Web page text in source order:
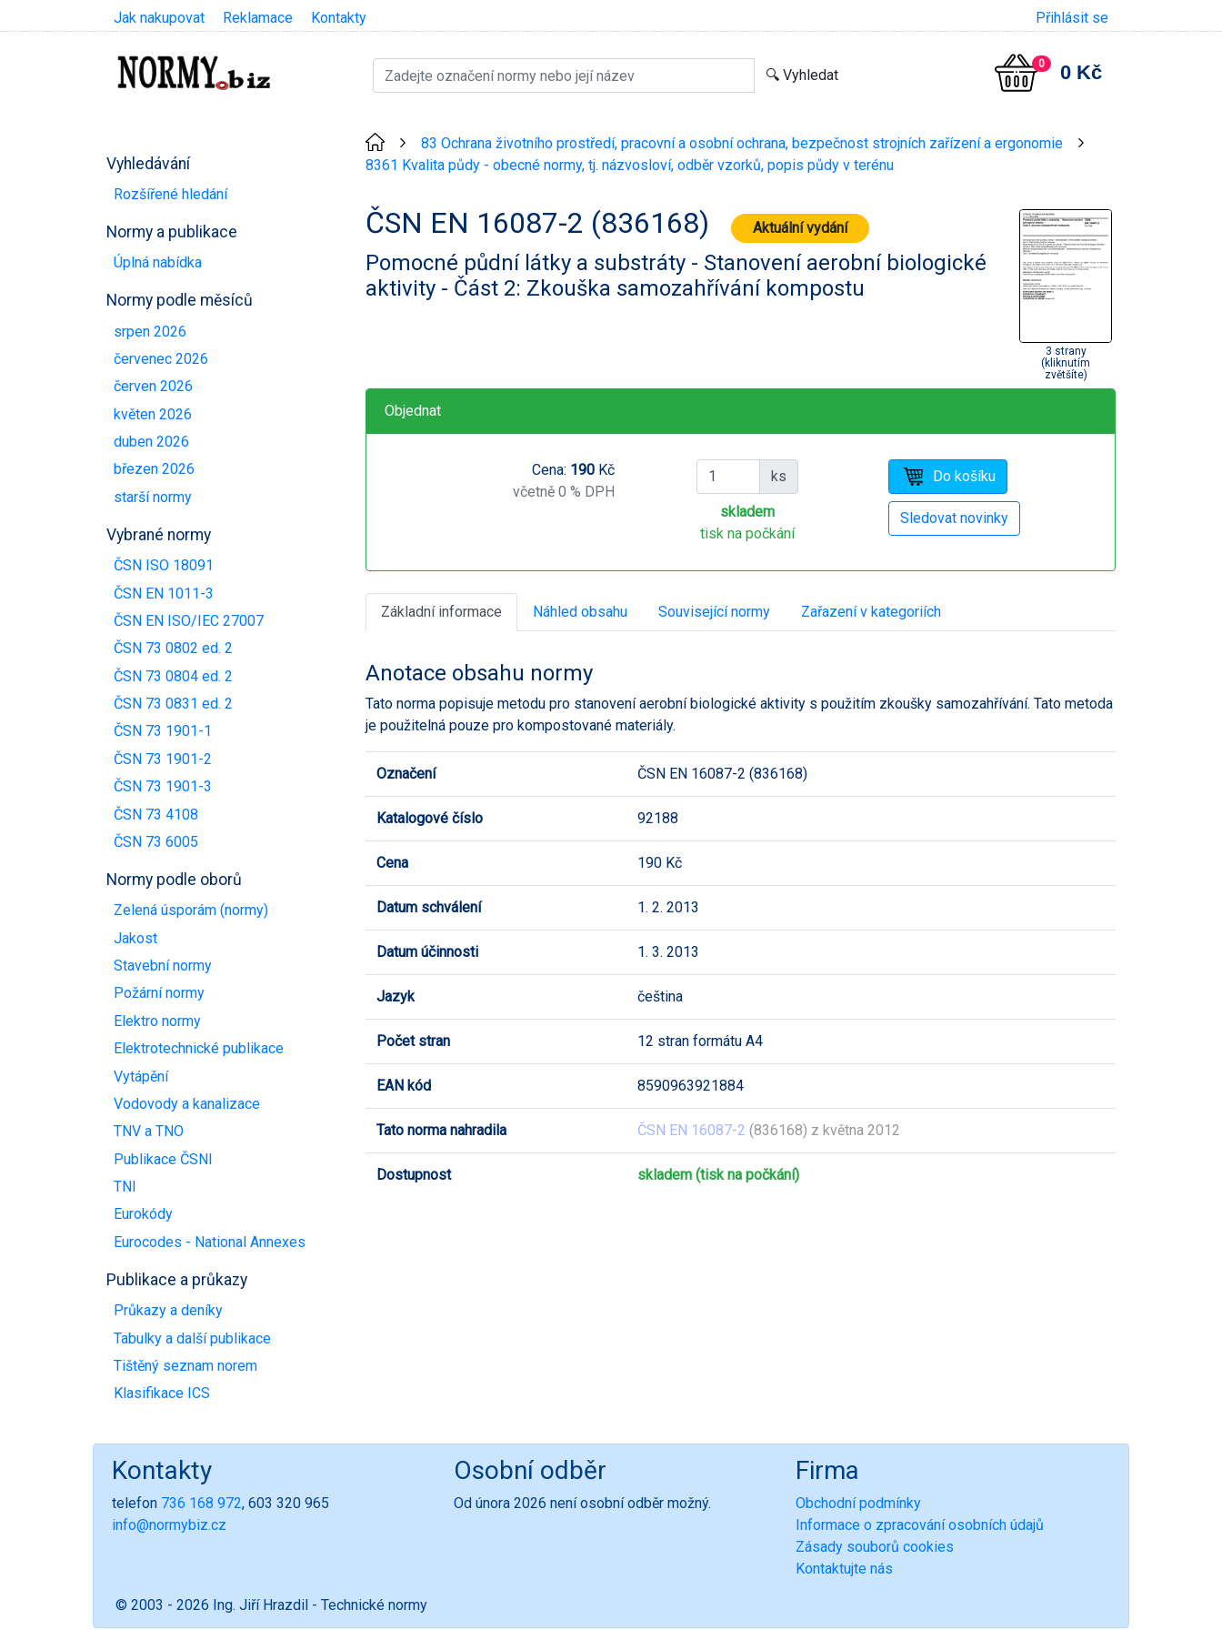
Jak nakupovat Reklamace Kontakty Přihlásit se
0 0 Kč
Vyhledávání
Rozšířené hledání
Normy a publikace
Úplná nabídka
Normy podle měsíců
srpen 2026
červenec 2026
červen 2026
květen 2026
duben 2026
březen 2026
starší normy
Vybrané normy
ČSN ISO 18091
ČSN EN 1011-3
ČSN EN ISO/IEC 27007
ČSN 73 0802 ed. 2
ČSN 73 0804 ed. 2
ČSN 73 0831 ed. 2
ČSN 73 1901-1
ČSN 73 1901-2
ČSN 73 1901-3
ČSN 73 4108
ČSN 73 6005
Normy podle oborů
Zelená úsporám (normy)
Jakost
Stavební normy
Požární normy
Elektro normy
Elektrotechnické publikace
Vytápění
Vodovody a kanalizace
TNV a TNO
Publikace ČSNI
TNI
Eurokódy
Eurocodes - National Annexes
Publikace a průkazy
Průkazy a deníky
Tabulky a další publikace
Tištěný seznam norem
Klasifikace ICS
83 Ochrana životního prostředí, pracovní a osobní ochrana, bezpečnost strojních zařízení a ergonomie
8361 Kvalita půdy - obecné normy, tj. názvosloví, odběr vzorků, popis půdy v terénu
ČSN EN 16087-2 (836168) Aktuální vydání
Pomocné půdní látky a substráty - Stanovení aerobní biologické
aktivity - Část 2: Zkouška samozahřívání kompostu
3 strany
(kliknutím
zvětšíte)
Objednat
Cena: 190Kč
včetně 0 % DPH
ks
skladem
tisk na počkání
Základní informace Náhled obsahu Související normy Zařazení v kategoriích
Anotace obsahu normy
Tato norma popisuje metodu pro stanovení aerobní biologické aktivity s použitím zkoušky samozahřívání. Tato metoda
je použitelná pouze pro kompostované materiály.
Označení ČSN EN 16087-2 (836168)
Katalogové číslo 92188
Cena 190 Kč
Datum schválení 1. 2. 2013
Datum účinnosti 1. 3. 2013
Jazyk čeština
Počet stran 12 stran formátu A4
EAN kód 8590963921884
Tato norma nahradila ČSN EN 16087-2 (836168) z května 2012
Dostupnost skladem (tisk na počkání)
Kontakty
telefon 736 168 972, 603 320 965
info@normybiz.cz
Osobní odběr
Od února 2026 není osobní odběr možný.
Firma
Obchodní podmínky
Informace o zpracování osobních údajů
Zásady souborů cookies
Kontaktujte nás
© 2003 - 2026 Ing. Jiří Hrazdil - Technické normy